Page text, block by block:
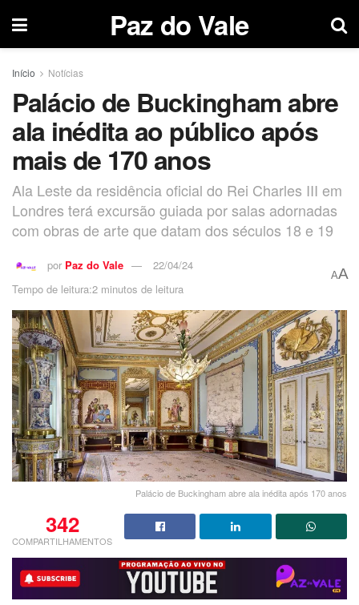
Paz do Vale
Início Notícias
Palácio de Buckingham abre
ala inédita ao público após
mais de 170 anos
Ala Leste da residência oficial do Rei Charles III em
Londres terá excursão guiada por salas adornadas
com obras de arte que datam dos séculos 18 e 19
por Paz do Vale
22/04/24
Tempo de leitura:2 minutos de leitura
AA
Palácio de Buckingham abre ala inédita após 170 anos
342
COMPARTILHAMENTOS